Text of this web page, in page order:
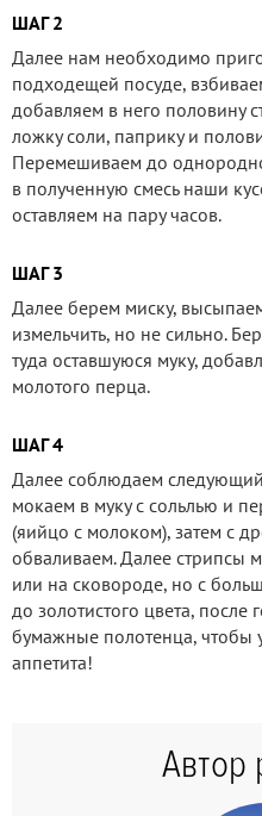
ШАГ 2
Далее нам необходимо
подходещей посуде,
добавляем в него половину
ложку соли, паприку и
Перемешиваем до
в полученную смесь наши
оставляем на пару часов.
ШАГ 3
Далее берем миску,
измельчить, но не сильно.
туда оставшуюся муку,
молотого перца.
ШАГ 4
Далее соблюдаем
мокаем в муку с сольлью и
(яийцо с молоком), затем с
обваливаем. Далее стрипсы
или на сковороде, но с
до золотистого цвета,
бумажные полотенца,
аппетита!
Автор